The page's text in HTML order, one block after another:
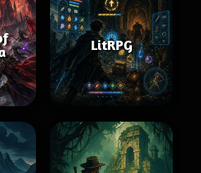
LitRPG